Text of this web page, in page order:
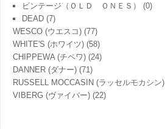
ビンテージ（ＯＬＤ ＯＮＥＳ）
(0)
DEAD (7)
WESCO (ウエスコ) (77)
WHITE'S (ホワイツ) (58)
CHIPPEWA (チペワ) (24)
DANNER (ダナー) (71)
RUSSELL MOCCASIN (ラッセルモカシン)
VIBERG (ヴァイバー) (22)